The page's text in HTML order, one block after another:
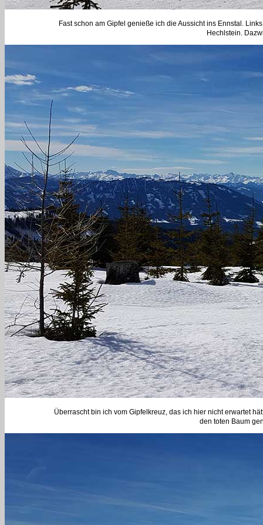
Fast schon am Gipfel genieße ich die Aussicht ins Ennstal.
Hechlstein.
Überrascht bin ich vom Gipfelkreuz, das ich hier nicht erwartet
den toten Baum